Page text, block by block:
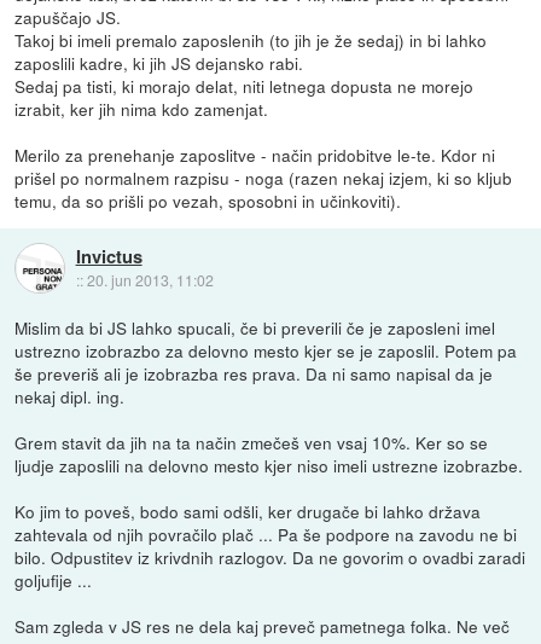
zapuščajo JS.
Takoj bi imeli premalo zaposlenih (to jih je že sedaj) in bi lahko
zaposlili kadre, ki jih JS dejansko rabi.
Sedaj pa tisti, ki morajo delat, niti letnega dopusta ne morejo
izrabit, ker jih nima kdo zamenjat.
Merilo za prenehanje zaposlitve - način pridobitve le-te. Kdor ni
prišel po normalnem razpisu - noga (razen nekaj izjem, ki so kljub
temu, da so prišli po vezah, sposobni in učinkoviti).
Invictus
::20. jun 2013, 11:02
Mislim da bi JS lahko spucali, če bi preverili če je zaposleni imel
ustrezno izobrazbo za delovno mesto kjer se je zaposlil. Potem pa
še preveriš ali je izobrazba res prava. Da ni samo napisal da je
nekaj dipl. ing.
Grem stavit da jih na ta način zmečeš ven vsaj 10%. Ker so se
ljudje zaposlili na delovno mesto kjer niso imeli ustrezne izobrazbe.
Ko jim to poveš, bodo sami odšli, ker drugače bi lahko država
zahtevala od njih povračilo plač ... Pa še podpore na zavodu ne bi
bilo. Odpustitev iz krivdnih razlogov. Da ne govorim o ovadbi zaradi
goljufije ...
Sam zgleda v JS res ne dela kaj preveč pametnega folka. Ne več